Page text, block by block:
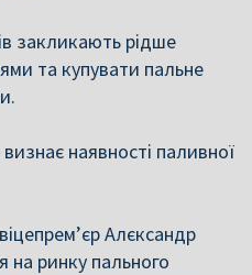
закликають рідше
та купувати пальне
наявності паливної
Алєксандр
на ринку пального